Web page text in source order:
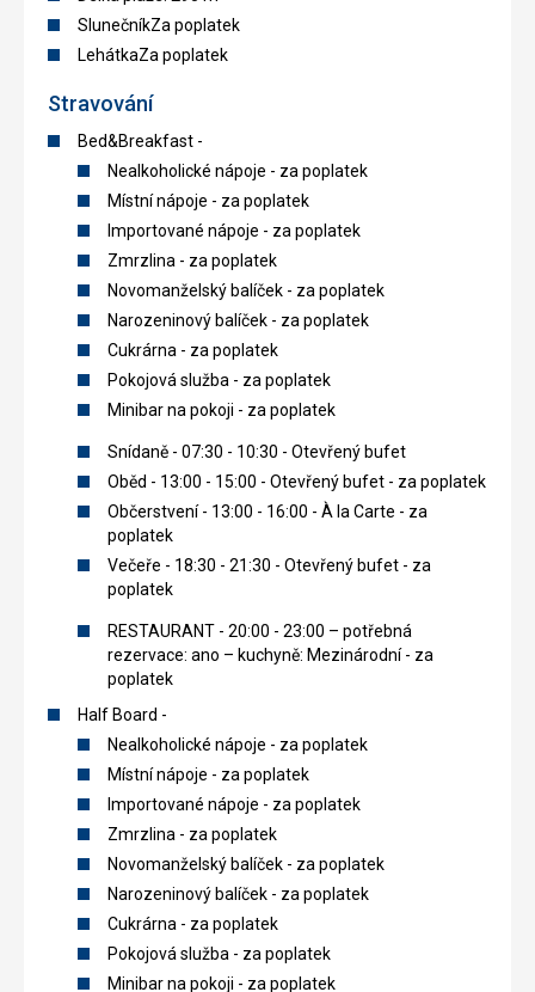
SlunečníkZa poplatek
LehátkaZa poplatek
Stravování
Bed&Breakfast -
Nealkoholické nápoje - za poplatek
Místní nápoje - za poplatek
Importované nápoje - za poplatek
Zmrzlina - za poplatek
Novomanželský balíček - za poplatek
Narozeninový balíček - za poplatek
Cukrárna - za poplatek
Pokojová služba - za poplatek
Minibar na pokoji - za poplatek
Snídaně - 07:30 - 10:30 - Otevřený bufet
Oběd - 13:00 - 15:00 - Otevřený bufet - za poplatek
Občerstvení - 13:00 - 16:00 - À la Carte - za
poplatek
Večeře - 18:30 - 21:30 - Otevřený bufet - za
poplatek
RESTAURANT - 20:00 - 23:00 – potřebná
rezervace: ano – kuchyně: Mezinárodní - za
poplatek
Half Board -
Nealkoholické nápoje - za poplatek
Místní nápoje - za poplatek
Importované nápoje - za poplatek
Zmrzlina - za poplatek
Novomanželský balíček - za poplatek
Narozeninový balíček - za poplatek
Cukrárna - za poplatek
Pokojová služba - za poplatek
Minibar na pokoji - za poplatek